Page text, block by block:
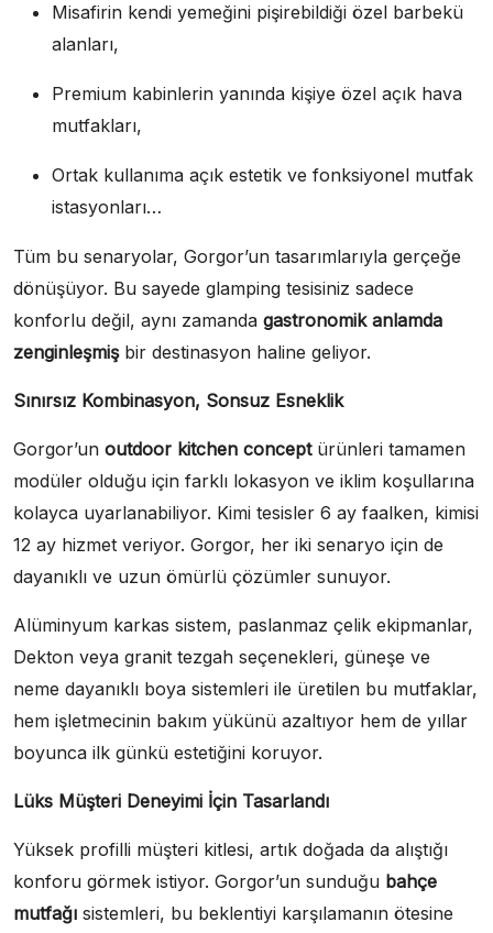
Misafirin kendi yemeğini pişirebildiği özel barbekü
alanları,
Premium kabinlerin yanında kişiye özel açık hava
mutfakları,
Ortak kullanıma açık estetik ve fonksiyonel mutfak
istasyonları…
Tüm bu senaryolar, Gorgor’un tasarımlarıyla gerçeğe
dönüşüyor. Bu sayede glamping tesisiniz sadece
konforlu değil, aynı zamanda gastronomik anlamda
zenginleşmişbir destinasyon haline geliyor.
Sınırsız Kombinasyon, Sonsuz Esneklik
Gorgor’un outdoor kitchen conceptürünleri tamamen
modüler olduğu için farklı lokasyon ve iklim koşullarına
kolayca uyarlanabiliyor. Kimi tesisler 6 ay faalken, kimisi
12 ay hizmet veriyor. Gorgor, her iki senaryo için de
dayanıklı ve uzun ömürlü çözümler sunuyor.
Alüminyum karkas sistem, paslanmaz çelik ekipmanlar,
Dekton veya granit tezgah seçenekleri, güneşe ve
neme dayanıklı boya sistemleri ile üretilen bu mutfaklar,
hem işletmecinin bakım yükünü azaltıyor hem de yıllar
boyunca ilk günkü estetiğini koruyor.
Lüks Müşteri Deneyimi İçin Tasarlandı
Yüksek profilli müşteri kitlesi, artık doğada da alıştığı
konforu görmek istiyor. Gorgor’un sunduğu bahçe
mutfağı sistemleri, bu beklentiyi karşılamanın ötesine